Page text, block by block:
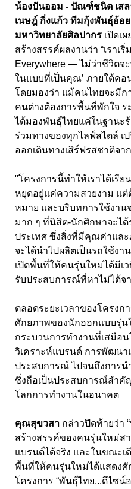
น้องปันออม - ปัณฑ์ชนิต เส
เนษฎ์ กิ่งแก้ว ทีมกุ้งพันธุ์อ้อย
มหาวิทยาลัยศิลปากร เปิดเ
สร้างสรรค์ผลงานว่า “เราเ
Everywhere — ไม่ว่าชีวิต
ในแบบที่เป็นคุณ’ ภายใต้คอน
โดยมองว่า แม้คนไทยจะมีก
คนต่างต้องการพื้นที่พักใจ ร
ได้มองพันธุ์ไทยแค่ในฐานะ
ร่วมทางของทุกไลฟ์สไตล์ เ
ออกเดินทางเสิร์ฟรสชาติจา
"โครงการนี้ทำให้เราได้เรี
หยุดอยู่แค่ความสวยงาม แต่
หมาย และบริบทการใช้งาน
มาก ๆ ที่นิสิต-นักศึกษาจะไ
ประเทศ ซึ่งสิ่งที่มีคุณค่าและ
จะได้นำไปผลิตเป็นรถใช้ง
เปิดพื้นที่ให้คนรุ่นใหม่ได้มีเ
รับประสบการณ์ที่หาไม่ได้จา
ตลอดระยะเวลาของโครง
ศักยภาพของนักออกแบบรุ่น
กระบวนการทำงานที่เสมือ
วิเคราะห์แบรนด์ การพัฒนา
ประสบการณ์ ไปจนถึงการน
ซึ่งถือเป็นประสบการณ์สำคั
โลกการทำงานในอนาคต
คุณสุขวสา กล่าวปิดท้ายว่า
สร้างสรรค์ของคนรุ่นใหม่ส
แบรนด์ได้จริง และในขณะเ
พื้นที่ให้คนรุ่นใหม่ได้แสดงศั
โครงการ “พันธุ์ไทย...ดีไซน์